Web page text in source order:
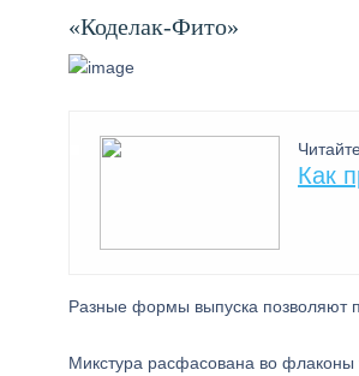
«Коделак-Фито»
Как
Разные формы выпуска позволяют
Микстура расфасована во флаконы